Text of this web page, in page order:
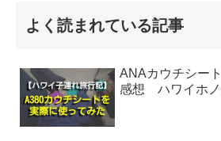
よく読まれている記事
ANAカウチシー
感想 ハワイホノ